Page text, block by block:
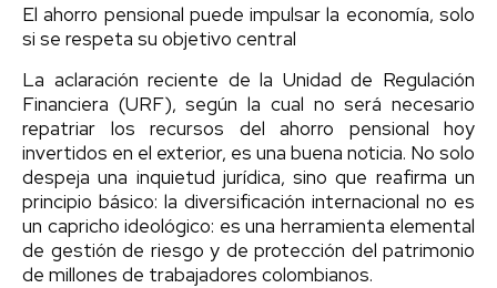
El ahorro pensional puede impulsar la economía, solo
si se respeta su objetivo central
La aclaración reciente de la Unidad de Regulación
Financiera (URF), según la cual no será necesario
repatriar los recursos del ahorro pensional hoy
invertidos en el exterior, es una buena noticia. No solo
despeja una inquietud jurídica, sino que reafirma un
principio básico: la diversificación internacional no es
un capricho ideológico: es una herramienta elemental
de gestión de riesgo y de protección del patrimonio
de millones de trabajadores colombianos.